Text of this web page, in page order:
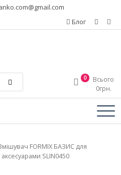
Блог
0
Всього
0грн.
FORMIX БАЗИС для
SLIN0450